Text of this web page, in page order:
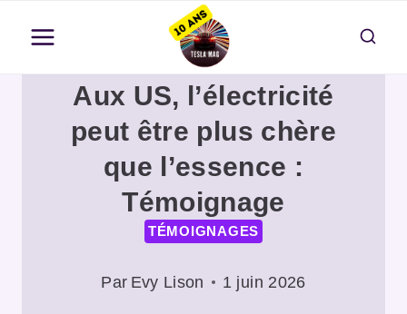
contenu
Aux US, l’électricité
peut être plus chère
que l’essence :
Témoignage
TÉMOIGNAGES
Par Evy Lison 1 juin 2026